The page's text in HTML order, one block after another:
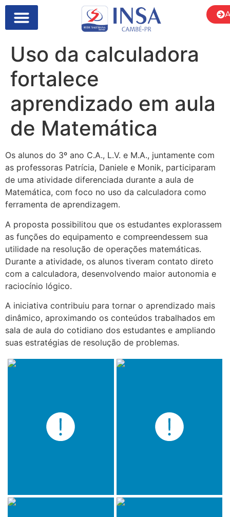
Uso da calculadora
fortalece
aprendizado em aula
de Matemática
Os alunos do 3º ano C.A., L.V. e M.A., juntamente com
as professoras Patrícia, Daniele e Monik, participaram
de uma atividade diferenciada durante a aula de
Matemática, com foco no uso da calculadora como
ferramenta de aprendizagem.
A proposta possibilitou que os estudantes explorassem
as funções do equipamento e compreendessem sua
utilidade na resolução de operações matemáticas.
Durante a atividade, os alunos tiveram contato direto
com a calculadora, desenvolvendo maior autonomia e
raciocínio lógico.
A iniciativa contribuiu para tornar o aprendizado mais
dinâmico, aproximando os conteúdos trabalhados em
sala de aula do cotidiano dos estudantes e ampliando
suas estratégias de resolução de problemas.